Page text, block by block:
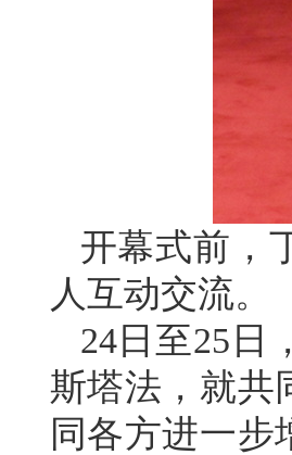
开幕式前，
人互动交流。
24日至25日
斯塔法，就共
同各方进一步